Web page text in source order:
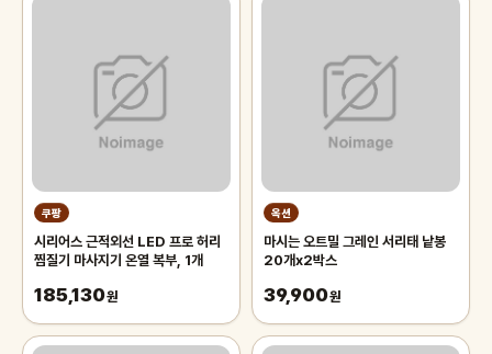
쿠팡
시리어스 근적외선 LED 프로 허리
찜질기 마사지기 온열 복부, 1개
185,130원
옥션
마시는 오트밀 그레인 서리태 낱봉
20개x2박스
39,900원